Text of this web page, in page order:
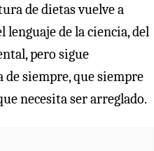
de dietas vuelve a
de la ciencia, del
pero sigue
siempre, que siempre
necesita ser arreglado.